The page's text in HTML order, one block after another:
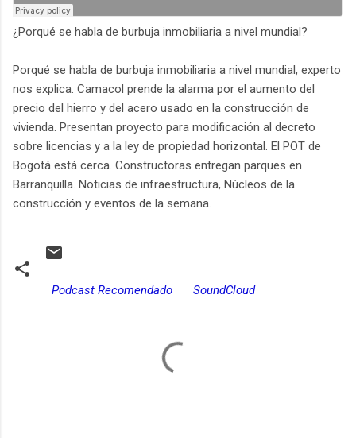
¿Porqué se habla de burbuja inmobiliaria a nivel mundial?
Porqué se habla de burbuja inmobiliaria a nivel mundial, experto
nos explica. Camacol prende la alarma por el aumento del
precio del hierro y del acero usado en la construcción de
vivienda. Presentan proyecto para modificación al decreto
sobre licencias y a la ley de propiedad horizontal. El POT de
Bogotá está cerca. Constructoras entregan parques en
Barranquilla. Noticias de infraestructura, Núcleos de la
construcción y eventos de la semana.
Podcast Recomendado SoundCloud